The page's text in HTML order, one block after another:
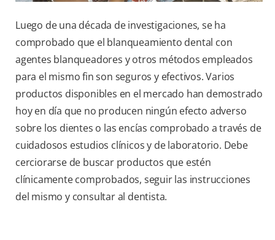
Luego de una década de investigaciones, se ha
comprobado que el blanqueamiento dental con
agentes blanqueadores y otros métodos empleados
para el mismo fin son seguros y efectivos. Varios
productos disponibles en el mercado han demostrado
hoy en día que no producen ningún efecto adverso
sobre los dientes o las encías comprobado a través de
cuidadosos estudios clínicos y de laboratorio. Debe
cerciorarse de buscar productos que estén
clínicamente comprobados, seguir las instrucciones
del mismo y consultar al dentista.